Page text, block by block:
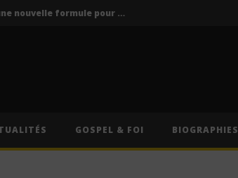
Vodun Days : vers une nouvelle formule pour le grand rendez-vous culturel du Bénin ?
Française)
Vodun Days : vers une nouvelle formule pour le grand rendez-vous culturel du Bénin ?
GOSPEL & FOI BIOGRAPHIES